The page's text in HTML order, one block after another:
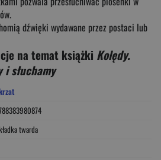
dźwięki wydawane przez postaci lub
na temat książki Kolędy.
i słuchamy
twarda